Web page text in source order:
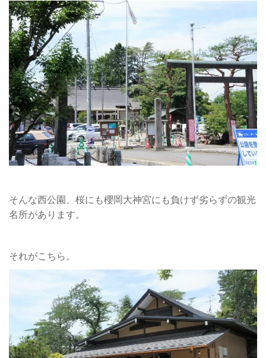
そんな西公園、桜にも櫻岡大神宮にも負けず劣らずの観光
名所があります。
それがこちら。